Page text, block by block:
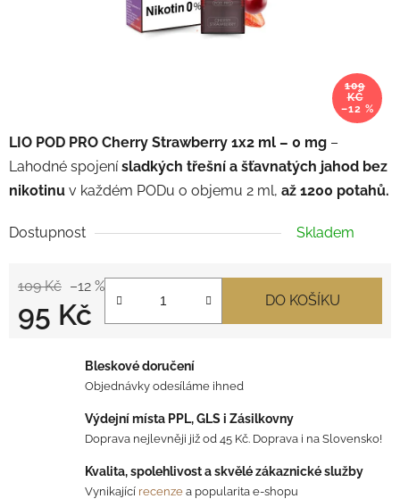
LIO POD PRO Cherry Strawberry 1x2 ml – 0 mg –
Lahodné spojenísladkých třešní a šťavnatých jahod bez
nikotinu v každém PODu o objemu 2 ml, až 1200 potahů.
Dostupnost Skladem
109 Kč –12 %
95 Kč DO KOŠÍKU
109
KČ
–12 %
Bleskové doručení
Objednávky odesíláme ihned
Výdejní místa PPL, GLS i Zásilkovny
Doprava nejlevněji již od 45 Kč. Doprava i na Slovensko!
Kvalita, spolehlivost a skvělé zákaznické služby
Vynikající recenze a popularita e-shopu